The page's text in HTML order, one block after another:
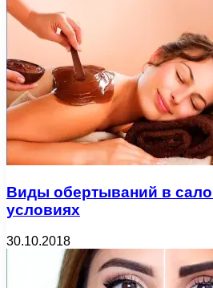
Виды обертываний в
условиях
30.10.2018